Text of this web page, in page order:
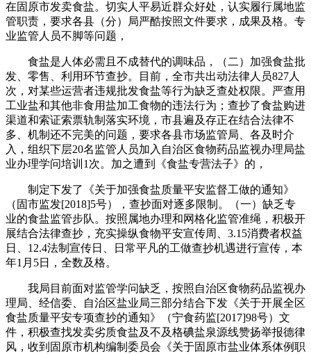
在固原市发卖食盐。切实人平易近群众好处，认实履行属地监
管职责，要求各县（分）局严酷按照文件要求，成果及格。专
业监管人员不脚等问题，
食盐是人体必需且不成替代的调味品，（二）加强食盐批
发、零售、利用环节查抄。目前，全市共出动法律人员827人
次，对某些运营者违规批发食盐等行为缺乏查处权限。严查用
工业盐和其他非食用盐加工食物的违法行为；查抄了食盐购进
渠道和索证索票轨制落实环境，市县遍及存正在结合法律不
多、机制还不完美的问题，要求各县市场监管局、各及时介
入，组织下层20名监管人员加入自治区食物药品监视办理局盐
业办理学问培训1次。加之遭到《食盐专营法子》的，
制定下发了《关于加强食盐质量平安监督工做的通知》
（固市监发[2018]5号），查抄面对逐多限制。（一）缺乏专
业的食盐监管步队。按照属地办理和网格化监管准绳，积极开
展结合法律查抄，充实操纵食物平安宣传周、3.15消费者权益
日、12.4法制宣传日、日常平凡的工做查抄机遇进行宣传，本
年1月5日，全数及格。
我局目前面对监管学问缺乏，按照自治区食物药品监视办
理局、经信委、自治区盐业局三部分结合下发《关于开展全区
食盐质量平安专项查抄的通知》（宁食药监[2017]98号）文
件，积极查找发卖劣质食盐及不及格碘盐泉源线赞扬举报德律
风，收到固原市机构编制委员会《关于固原市盐业体系体例职